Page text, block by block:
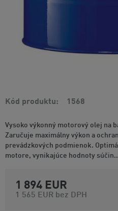
Kód produktu 1568
Vysoko výkonný motorový olej na
Zaručuje maximálny výkon a
prevádzkových podmienok.
motore, vynikajúce hodnoty
1 894 EUR
1 565 EUR bez DPH